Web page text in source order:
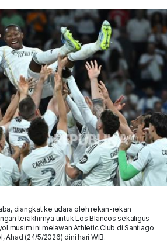
diangkat ke udara oleh rekan-rekan
terakhirnya untuk Los Blancos sekaligus
musim ini melawan Athletic Club di Santiago
Ahad (24/5/2026) dini hari WIB.